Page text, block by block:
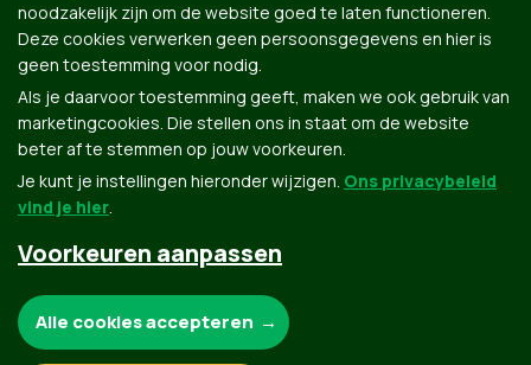
Alle kandidaten uit Brussel-Stad
Groen.be
Contact Privacybeleid
noodzakelijk zijn om de website goed te laten functioneren.
Deze cookies verwerken geen persoonsgegevens en hier is
geen toestemming voor nodig.
Als je daarvoor toestemming geeft, maken we ook gebruik van
marketingcookies. Die stellen ons in staat om de website
beter af te stemmen op jouw voorkeuren.
Je kunt je instellingen hieronder wijzigen. Ons privacybeleid
vind je hier.
Voorkeuren aanpassen
Alle cookies accepteren